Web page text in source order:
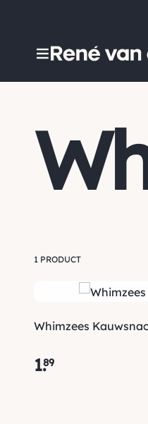
1 PRODUCT
Whimzees
1.89